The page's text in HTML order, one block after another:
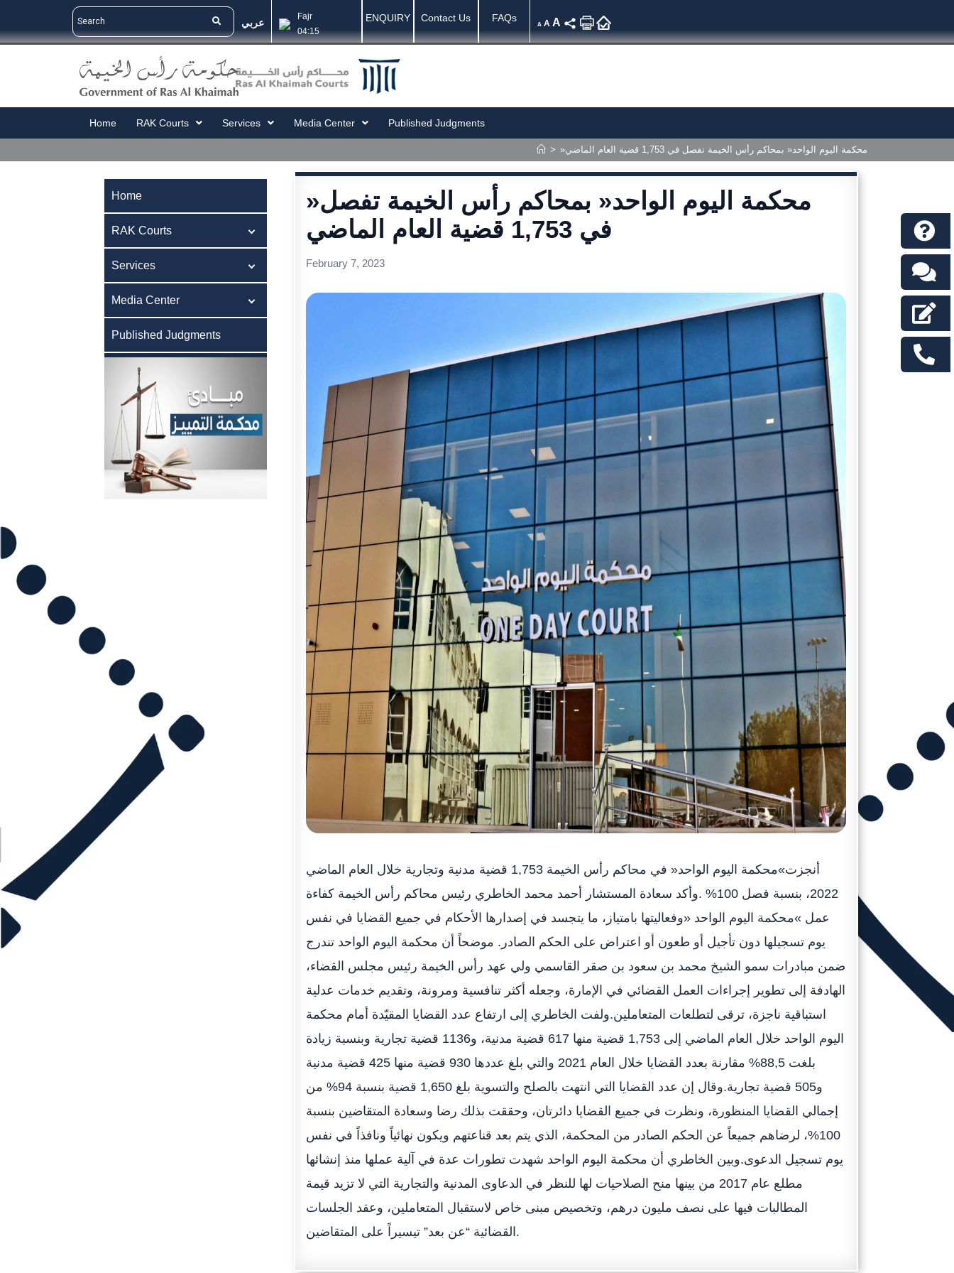
عربي
Fajr
04:15
ENQUIRY Contact Us FAQs
A A A
Home RAK Courts Services Media Center Published Judgments
> »محكمة اليوم الواحد« بمحاكم رأس الخيمة تفصل في 1,753 قضية العام الماضي
Home
RAK Courts
Services
Media Center
Published Judgments
»محكمة اليوم الواحد« بمحاكم رأس الخيمة تفصل
في 1,753 قضية العام الماضي
February 7, 2023
أنجزت»محكمة اليوم الواحد« في محاكم رأس الخيمة 1,753 قضية مدنية وتجارية خلال العام الماضي
2022، بنسبة فصل 100% .وأكد سعادة المستشار أحمد محمد الخاطري رئيس محاكم رأس الخيمة كفاءة
عمل »محكمة اليوم الواحد «وفعاليتها بامتياز، ما يتجسد في إصدارها الأحكام في جميع القضايا في نفس
يوم تسجيلها دون تأجيل أو طعون أو اعتراض على الحكم الصادر. موضحاً أن محكمة اليوم الواحد تندرج
ضمن مبادرات سمو الشيخ محمد بن سعود بن صقر القاسمي ولي عهد رأس الخيمة رئيس مجلس القضاء،
الهادفة إلى تطوير إجراءات العمل القضائي في الإمارة، وجعله أكثر تنافسية ومرونة، وتقديم خدمات عدلية
استباقية ناجزة، ترقى لتطلعات المتعاملين.ولفت الخاطري إلى ارتفاع عدد القضايا المقيّدة أمام محكمة
اليوم الواحد خلال العام الماضي إلى 1,753 قضية منها 617 قضية مدنية، و1136 قضية تجارية وبنسبة زيادة
بلغت 88,5% مقارنة بعدد القضايا خلال العام 2021 والتي بلغ عددها 930 قضية منها 425 قضية مدنية
و505 قضية تجارية.وقال إن عدد القضايا التي انتهت بالصلح والتسوية بلغ 1,650 قضية بنسبة 94% من
إجمالي القضايا المنظورة، ونظرت في جميع القضايا دائرتان، وحققت بذلك رضا وسعادة المتقاضين بنسبة
100%، لرضاهم جميعاً عن الحكم الصادر من المحكمة، الذي يتم بعد قناعتهم ويكون نهائياً ونافذاً في نفس
يوم تسجيل الدعوى.وبين الخاطري أن محكمة اليوم الواحد شهدت تطورات عدة في آلية عملها منذ إنشائها
مطلع عام 2017 من بينها منح الصلاحيات لها للنظر في الدعاوى المدنية والتجارية التي لا تزيد قيمة
المطالبات فيها على نصف مليون درهم، وتخصيص مبنى خاص لاستقبال المتعاملين، وعقد الجلسات
القضائية “عن بعد” تيسيراً على المتقاضين.